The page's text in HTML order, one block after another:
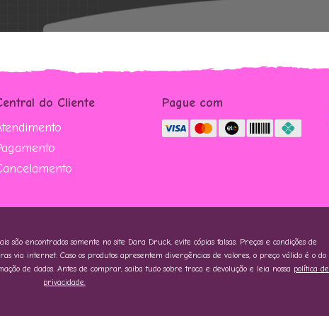
do Cliente
Pague com
encontrados somente no site Dara Druck, evite cópias falsas. Preços e condições de
via internet. Caso os produtos apresentem divergências de valores, o preço válido é o do
de dados. Antes de comprar, saiba tudo sobre troca e devolução e leia nossa política de
privacidade.